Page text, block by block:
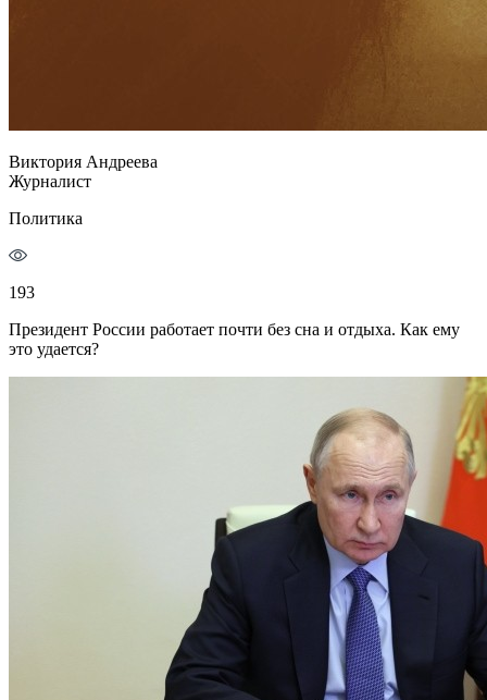
Виктория Андреева
Журналист
Политика
193
Президент России работает почти без сна и отдыха. Как ему
это удается?